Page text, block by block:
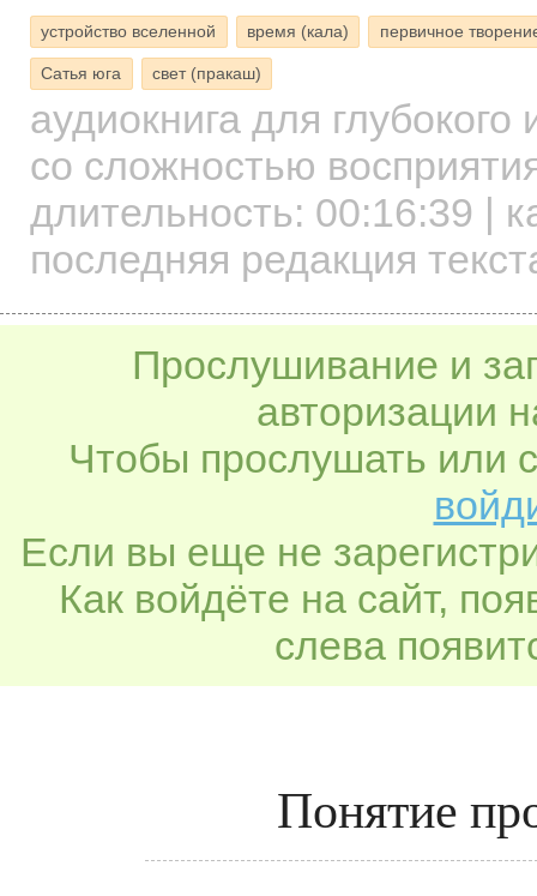
устройство вселенной время (кала) первичное
Сатья юга свет (пракаш)
аудиокнига для
со сложностью
длительность: 00:16:39 |
последняя редакция
Прослушивание и
авторизации
Чтобы прослушать или
Если вы еще не
Как войдёте на сайт,
слева
Понятие